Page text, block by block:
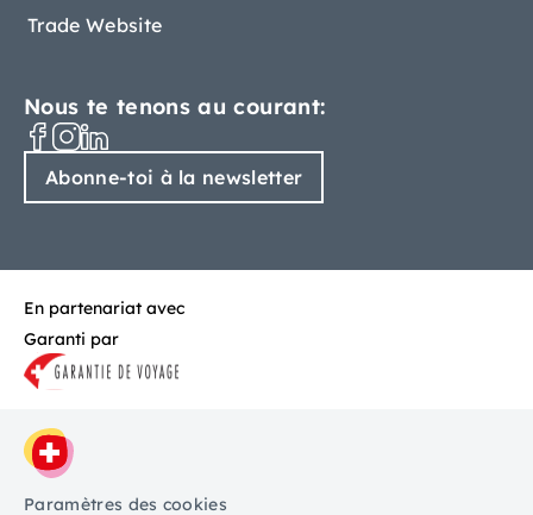
Trade Website
Nous te tenons au courant:
Abonne-toi à la newsletter
En partenariat avec
Garanti par
Paramètres des cookies